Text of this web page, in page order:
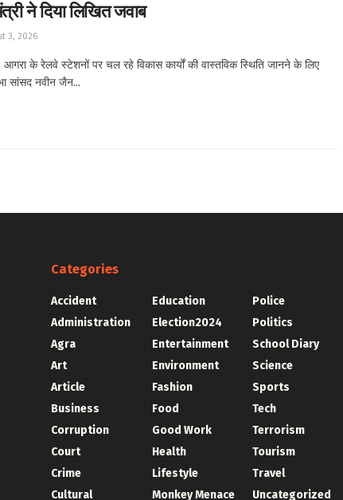
ने दिया लिखित जवाब
3, 2026
के रेलवे स्टेशनों पर चल रहे विकास कार्यों की वास्तविक स्थिति जानने के लिए
सांसद नवीन जैन...
Categories
Accident
Administration
Agra
Art
Article
Business
Corruption
Court
Crime
Cultural
Education
Election2024
Entertainment
Environment
Fashion
Food
Good Work
Health
Lifestyle
Monkey Menace
Police
Politics
School Diary
Science
Sports
Tech
Terrorism
Tourism
Travel
Uncategorized